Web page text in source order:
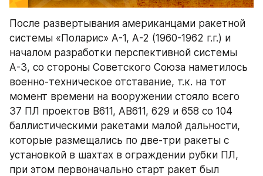
После развертывания американцами ракетной
системы «Поларис» А-1, А-2 (1960-1962 г.г.) и
началом разработки перспективной системы
А-3, со стороны Советского Союза наметилось
военно-техническое отставание, т.к. на тот
момент времени на вооружении стояло всего
37 ПЛ проектов В611, АВ611, 629 и 658 со 104
баллистическими ракетами малой дальности,
которые размещались по две-три ракеты с
установкой в шахтах в ограждении рубки ПЛ,
при этом первоначально старт ракет был